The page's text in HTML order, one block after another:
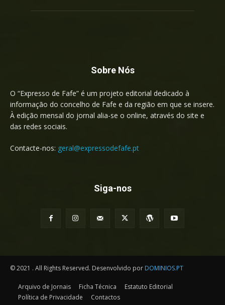
Sobre Nós
O “Expresso de Fafe” é um projeto editorial dedicado à
informação do concelho de Fafe e da região em que se insere.
À edição mensal do jornal alia-se o online, através do site e
das redes sociais.
Contacte-nos: geral@expressodefafe.pt
Siga-nos
© 2021 . All Rights Reserved. Desenvolvido por DOMINIOS.PT
Arquivo de Jornais Ficha Técnica
Estatuto Editorial
Política de Privacidade
Contactos